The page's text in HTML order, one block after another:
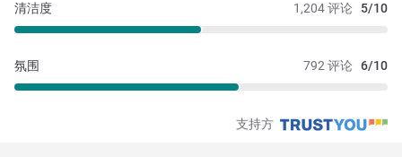
1,204 评论 5/10
清洁度
792 评论 6/10
氛围
支持方